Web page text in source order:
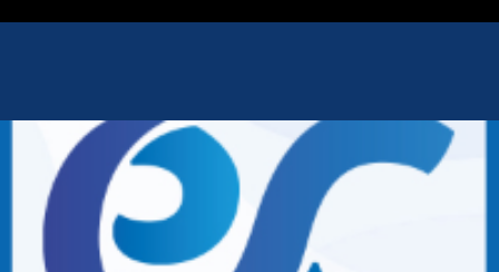
CHI SIAMO
TRIBUTARIO E PENALE TRIBUTARIO
GESTIONE E PROTEZIONE DEL PATRIMONIO
SOCIETARIO E CONTRATTUALISTICA
COMMERCIO INTERNAZIONALE